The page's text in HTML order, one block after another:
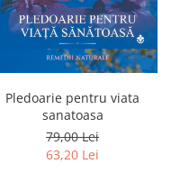
Pledoarie pentru viata
sanatoasa
79,00 Lei
63,20 Lei